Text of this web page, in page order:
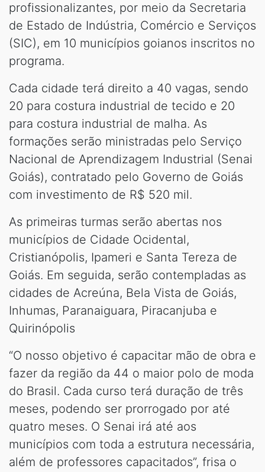
profissionalizantes, por meio da Secretaria
de Estado de Indústria, Comércio e Serviços
(SIC), em 10 municípios goianos inscritos no
programa.
Cada cidade terá direito a 40 vagas, sendo
20 para costura industrial de tecido e 20
para costura industrial de malha. As
formações serão ministradas pelo Serviço
Nacional de Aprendizagem Industrial (Senai
Goiás), contratado pelo Governo de Goiás
com investimento de R$ 520 mil.
As primeiras turmas serão abertas nos
municípios de Cidade Ocidental,
Cristianópolis, Ipameri e Santa Tereza de
Goiás. Em seguida, serão contempladas as
cidades de Acreúna, Bela Vista de Goiás,
Inhumas, Paranaiguara, Piracanjuba e
Quirinópolis
“O nosso objetivo é capacitar mão de obra e
fazer da região da 44 o maior polo de moda
do Brasil. Cada curso terá duração de três
meses, podendo ser prorrogado por até
quatro meses. O Senai irá até aos
municípios com toda a estrutura necessária,
além de professores capacitados”, frisa o